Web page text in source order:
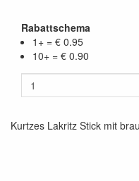
Rabattschema
1+ = € 0.95
10+ = € 0.90
Kurtzes Lakritz Stick mit